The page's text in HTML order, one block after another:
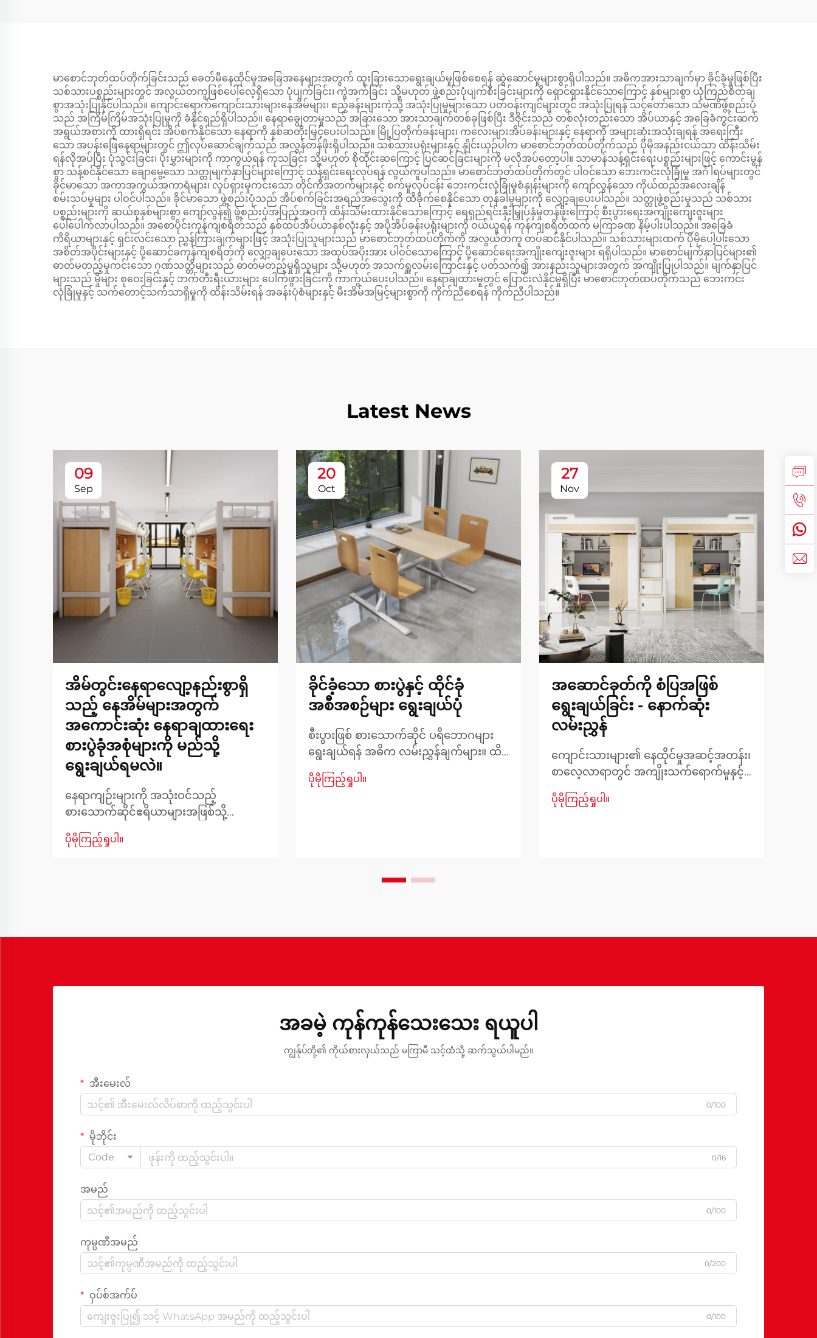
မာစောင်ဘုတ်ထပ်တိုက်ခြင်းသည် ခေတ်မီနေထိုင်မှုအခြေအနေများအတွက် ထူးခြားသောရွေးချယ်မှုဖြစ်စေရန် ဆွဲဆောင်မှုများစွာရှိပါသည်။ အဓိကအားသာချက်မှာ ခိုင်ခံ့မှုဖြစ်ပြီး
သစ်သားပစ္စည်းများတွင် အလွယ်တကူဖြစ်ပေါ်လေ့ရှိသော ပုံပျက်ခြင်း၊ ကွဲအက်ခြင်း သို့မဟုတ် ဖွဲ့စည်းပုံပျက်စီးခြင်းများကို ရှောင်ရှားနိုင်သောကြောင့် နှစ်များစွာ ယုံကြည်စိတ်ချ
စွာအသုံးပြုနိုင်ပါသည်။ ကျောင်းရောက်ကျောင်းသားများနေအိမ်များ၊ ဧည့်ခန်းများကဲ့သို့ အသုံးပြုမှုများသော ပတ်ဝန်းကျင်များတွင် အသုံးပြုရန် သင့်တော်သော သံမဏိဖွဲ့စည်းပုံ
သည် အကြိမ်ကြိမ်အသုံးပြုမှုကို ခံနိုင်ရည်ရှိပါသည်။ နေရာချွေတာမှုသည် အခြားသော အားသာချက်တစ်ခုဖြစ်ပြီး ဒီဇိုင်းသည် တစ်လုံးတည်းသော အိပ်ယာနှင့် အခြေခံကွင်းဆက်
အရွယ်အစားကို ထားရှိရင်း အိပ်စက်နိုင်သော နေရာကို နှစ်ဆတိုးမြှင့်ပေးပါသည်။ မြို့ပြတိုက်ခန်းများ၊ ကလေးများအိပ်ခန်းများနှင့် နေရာကို အများဆုံးအသုံးချရန် အရေးကြီး
သော အပန်းဖြေနေရာများတွင် ဤလုပ်ဆောင်ချက်သည် အလွန်တန်ဖိုးရှိပါသည်။ သစ်သားပရုံးများနှင့် နှိုင်းယှဉ်ပါက မာစောင်ဘုတ်ထပ်တိုက်သည် ပိုမိုအနည်းငယ်သာ ထိန်းသိမ်း
ရန်လိုအပ်ပြီး ပုံသွင်းခြင်း၊ ပိုးမွှားများကို ကာကွယ်ရန် ကုသခြင်း သို့မဟုတ် စိုထိုင်းဆကြောင့် ပြင်ဆင်ခြင်းများကို မလိုအပ်တော့ပါ။ သာမာန်သန့်ရှင်းရေးပစ္စည်းများဖြင့် ကောင်းမွန်
စွာ သန့်စင်နိုင်သော ချောမွေ့သော သတ္တုမျက်နှာပြင်များကြောင့် သန့်ရှင်းရေးလုပ်ရန် လွယ်ကူပါသည်။ မာစောင်ဘုတ်ထပ်တိုက်တွင် ပါဝင်သော ဘေးကင်းလုံခြုံမှု အင်္ဂါရပ်များတွင်
ခိုင်မာသော အကာအကွယ်အကာရံများ၊ လှုပ်ရှားမှုကင်းသော တိုင်ကီအတက်များနှင့် စက်မှုလုပ်ငန်း ဘေးကင်းလုံခြုံမှုစံနှုန်းများကို ကျော်လွန်သော ကိုယ်ထည်အလေးချိန်
စမ်းသပ်မှုများ ပါဝင်ပါသည်။ ခိုင်မာသော ဖွဲ့စည်းပုံသည် အိပ်စက်ခြင်းအရည်အသွေးကို ထိခိုက်စေနိုင်သော တုန်ခါမှုများကို လျှော့ချပေးပါသည်။ သတ္တုဖွဲ့စည်းမှုသည် သစ်သား
ပစ္စည်းများကို ဆယ်စုနှစ်များစွာ ကျော်လွန်၍ ဖွဲ့စည်းပုံအပြည့်အဝကို ထိန်းသိမ်းထားနိုင်သောကြောင့် ရေရှည်ရင်းနှီးမြှုပ်နှံမှုတန်ဖိုးကြောင့် စီးပွားရေးအကျိုးကျေးဇူးများ
ပေါ်ပေါက်လာပါသည်။ အစောပိုင်းကုန်ကျစရိတ်သည် နှစ်ထပ်အိပ်ယာနှစ်လုံးနှင့် အပိုအိပ်ခန်းပရုံးများကို ဝယ်ယူရန် ကုန်ကျစရိတ်ထက် မကြာခဏ နိမ့်ပါးပါသည်။ အခြေခံ
ကိရိယာများနှင့် ရှင်းလင်းသော ညွှန်ကြားချက်များဖြင့် အသုံးပြုသူများသည် မာစောင်ဘုတ်ထပ်တိုက်ကို အလွယ်တကူ တပ်ဆင်နိုင်ပါသည်။ သစ်သားများထက် ပိုမိုပေါ့ပါးသော
အစိတ်အပိုင်းများနှင့် ပို့ဆောင်ခကုန်ကျစရိတ်ကို လျှော့ချပေးသော အထုပ်အပိုးအား ပါဝင်သောကြောင့် ပို့ဆောင်ရေးအကျိုးကျေးဇူးများ ရရှိပါသည်။ မာစောင်မျက်နှာပြင်များ၏
ဓာတ်မတည့်မှုကင်းသော ဂုဏ်သတ္တိများသည် ဓာတ်မတည့်မှုရှိသူများ သို့မဟုတ် အသက်ရှူလမ်းကြောင်းနှင့် ပတ်သက်၍ အားနည်းသူများအတွက် အကျိုးပြုပါသည်။ မျက်နှာပြင်
များသည် မှိုများ စုဝေးခြင်းနှင့် ဘက်တီးရီးယားများ ပေါက်ဖွားခြင်းကို ကာကွယ်ပေးပါသည်။ နေရာချထားမှုတွင် ပြောင်းလဲနိုင်မှုရှိပြီး မာစောင်ဘုတ်ထပ်တိုက်သည် ဘေးကင်း
လုံခြုံမှုနှင့် သက်တောင့်သက်သာရှိမှုကို ထိန်းသိမ်းရန် အခန်းပုံစံများနှင့် မီးအိမ်အမြင့်များစွာကို ကိုက်ညီစေရန် ကိုက်ညီပါသည်။
Latest News
09
Sep
အိမ်တွင်းနေရာလျော့နည်းစွာရှိ
သည့် နေအိမ်များအတွက်
အကောင်းဆုံး နေရာချထားရေး
စားပွဲခုံအစုံများကို မည်သို့
ရွေးချယ်ရမလဲ။
နေရာကျဉ်းများကို အသုံးဝင်သည့်
စားသောက်ဆိုင်ဧရိယာများအဖြစ်သို့
သည် စတိုင်နှင့်အတူ စားသောက်ဆိုင်ဧရိယာ
ပိုမိုကြည့်ရှုပါ။
20
Oct
ခိုင်ခံ့သော စားပွဲနှင့် ထိုင်ခုံ
အစီအစဉ်များ ရွေးချယ်ပုံ
စီးပွားဖြစ် စားသောက်ဆိုင် ပရိဘောဂများ
ရွေးချယ်ရန် အဓိက လမ်းညွှန်ချက်များ။ ထိ
စားသောက်ဆိုင်နေရာတစ်ခု ဖန်တီးခြင်းသည်
ပိုမိုကြည့်ရှုပါ။
27
Nov
အဆောင်ခုတ်ကို စံပြအဖြစ်
ရွေးချယ်ခြင်း - နောက်ဆုံး
လမ်းညွှန်
ကျောင်းသားများ၏ နေထိုင်မှုအဆင့်အတန်း၊
စာလေ့လာရာတွင် အကျိုးသက်ရောက်မှုနှင့်
နိုင်သောကြောင့် မူလတန်းအိပ်ရာကို
ပိုမိုကြည့်ရှုပါ။
အခမဲ့ ကုန်ကုန်သေးသေး ရယူပါ
ကျွန်ုပ်တို့၏ ကိုယ်စားလှယ်သည် မကြာမီ သင့်ထံသို့ ဆက်သွယ်ပါမည်။
အီးမေးလ်
0/100
မိုဘိုင်း
Code
0/16
အမည်
0/100
ကုမ္ပဏီအမည်
0/200
ဝှပ်စ်အက်ပ်
0/100